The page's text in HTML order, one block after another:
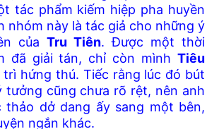
tác phẩm kiếm hiệp pha huyền
nhóm này là tác giả cho những ý
của Tru Tiên. Được một thời
đã giải tán, chỉ còn mình Tiêu
trì hứng thú. Tiếc rằng lúc đó bút
tưởng cũng chưa rõ rệt, nên anh
thảo dở dang ấy sang một bên,
ngắn khác.